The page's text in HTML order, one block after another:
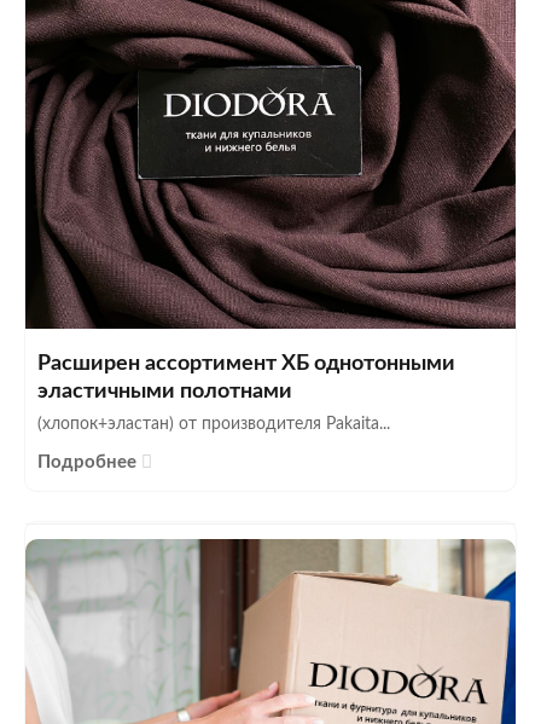
Расширен ассортимент ХБ однотонными
эластичными полотнами
(хлопок+эластан) от производителя Pakaita...
Подробнее